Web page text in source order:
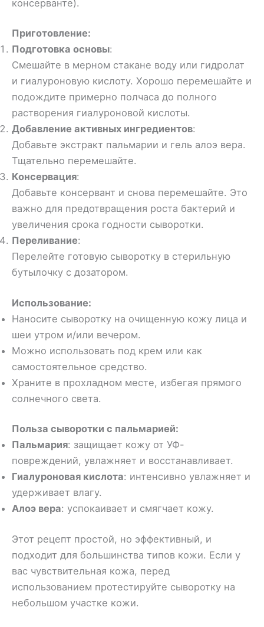
консерванте).
Приготовление:
Подготовка основы:
Смешайте в мерном стакане воду или гидролат
и гиалуроновую кислоту. Хорошо перемешайте и
подождите примерно полчаса до полного
растворения гиалуроновой кислоты.
Добавление активных ингредиентов:
Добавьте экстракт пальмарии и гель алоэ вера.
Тщательно перемешайте.
Консервация:
Добавьте консервант и снова перемешайте. Это
важно для предотвращения роста бактерий и
увеличения срока годности сыворотки.
Переливание:
Перелейте готовую сыворотку в стерильную
бутылочку с дозатором.
Использование:
Наносите сыворотку на очищенную кожу лица и
шеи утром и/или вечером.
Можно использовать под крем или как
самостоятельное средство.
Храните в прохладном месте, избегая прямого
солнечного света.
Польза сыворотки с пальмарией:
Пальмария: защищает кожу от УФ-
повреждений, увлажняет и восстанавливает.
Гиалуроновая кислота: интенсивно увлажняет и
удерживает влагу.
Алоэ вера: успокаивает и смягчает кожу.
Этот рецепт простой, но эффективный, и
подходит для большинства типов кожи. Если у
вас чувствительная кожа, перед
использованием протестируйте сыворотку на
небольшом участке кожи.